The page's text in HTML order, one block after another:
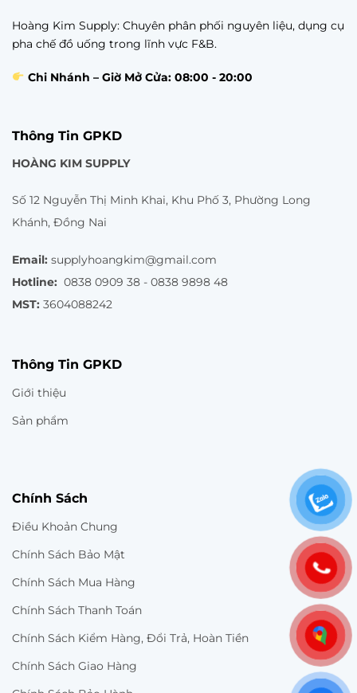
Hoàng Kim Supply: Chuyên phân phối nguyên liệu, dụng cụ
pha chế đồ uống trong lĩnh vực F&B.
Chi Nhánh – Giờ Mở Cửa: 08:00 - 20:00
Thông Tin GPKD
HOÀNG KIM SUPPLY
Số 12 Nguyễn Thị Minh Khai, Khu Phố 3, Phường Long
Khánh, Đồng Nai
Email: supplyhoangkim@gmail.com
Hotline: 0838 0909 38 - 0838 9898 48
MST: 3604088242
Thông Tin GPKD
Giới thiệu
Sản phẩm
Chính Sách
Điều Khoản Chung
Chính Sách Bảo Mật
Chính Sách Mua Hàng
Chính Sách Thanh Toán
Chính Sách Kiểm Hàng, Đổi Trả, Hoàn Tiền
Chính Sách Giao Hàng